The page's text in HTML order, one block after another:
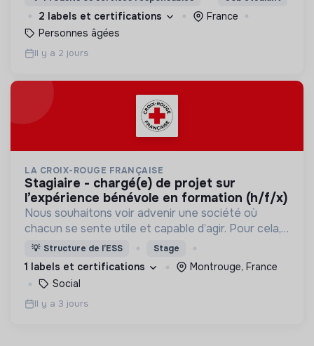
2 labels et certifications
France
Personnes âgées
Il y a 2 jours
LA CROIX-ROUGE FRANÇAISE
stagiaire - chargé(e) de projet sur
l’expérience bénévole en formation (h/f/x)
Nous souhaitons voir advenir une société où
chacun se sente utile et capable d’agir. Pour cela,
nous proposons des moyens et des lieux
d’engagement innovants et adaptés à tous.
💡 Structure de l’ESS Stage
1 labels et certifications
Montrouge, France
Social
Il y a 3 jours